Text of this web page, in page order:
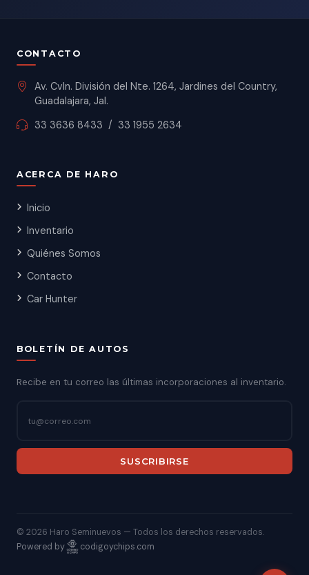
CONTACTO
Av. Cvln. División del Nte. 1264, Jardines del Country,
Guadalajara, Jal.
33 3636 8433 / 33 1955 2634
ACERCA DE HARO
Inicio
Inventario
Quiénes Somos
Contacto
Car Hunter
BOLETÍN DE AUTOS
Recibe en tu correo las últimas incorporaciones al inventario.
SUSCRIBIRSE
© 2026 Haro Seminuevos — Todos los derechos reservados.
Powered by
codigoychips.com